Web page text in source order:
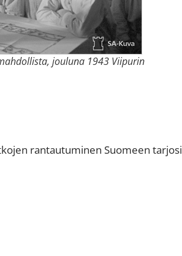
jouluna 1943 Viipurin
rantautuminen Suomeen tarjosi